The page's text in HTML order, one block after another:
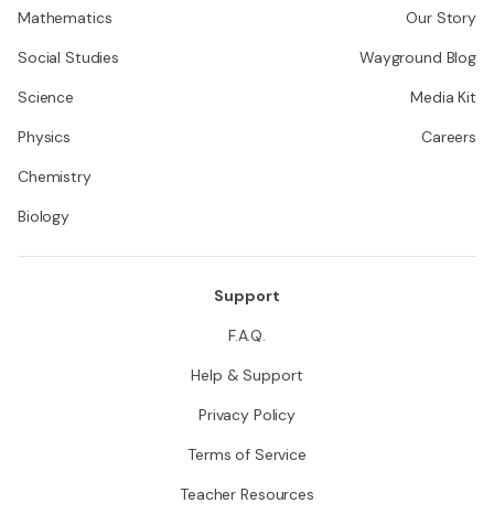
Mathematics
Social Studies
Science
Physics
Chemistry
Biology
Our Story
Wayground Blog
Media Kit
Careers
Support
F.A.Q.
Help & Support
Privacy Policy
Terms of Service
Teacher Resources